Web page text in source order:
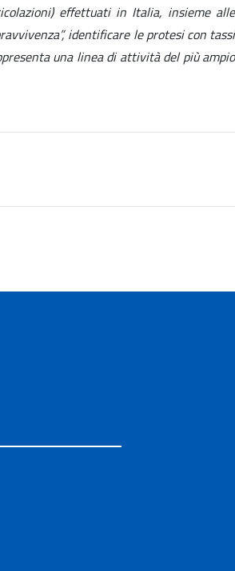
effettuati in Italia, insieme alle
identificare le protesi con tassi
una linea di attività del più ampio